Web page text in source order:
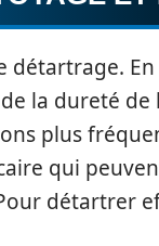
détartrage.
la dureté
plus
qui
détartrer